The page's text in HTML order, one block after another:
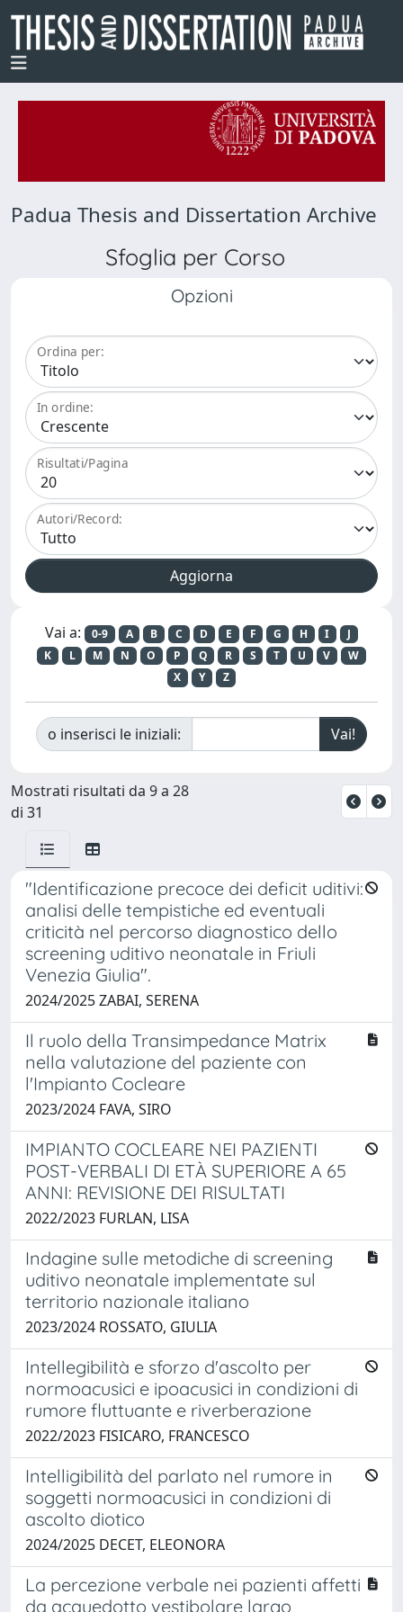
Padua Thesis and Dissertation Archive
Sfoglia per Corso
Opzioni
Ordina per:
In ordine:
Risultati/Pagina
Autori/Record:
Vai a: 0-9 A B C D E F G H I
J
K
L M N O P Q R S T U V
W
X
Y Z
o inserisci le iniziali:
Mostrati risultati da 9 a 28
di 31
"Identificazione precoce dei deficit uditivi:
analisi delle tempistiche ed eventuali
criticità nel percorso diagnostico dello
screening uditivo neonatale in Friuli
Venezia Giulia".
2024/2025 ZABAI, SERENA
Il ruolo della Transimpedance Matrix
nella valutazione del paziente con
l'Impianto Cocleare
2023/2024 FAVA, SIRO
IMPIANTO COCLEARE NEI PAZIENTI
POST-VERBALI DI ETÀ SUPERIORE A 65
ANNI: REVISIONE DEI RISULTATI
2022/2023 FURLAN, LISA
Indagine sulle metodiche di screening
uditivo neonatale implementate sul
territorio nazionale italiano
2023/2024 ROSSATO, GIULIA
Intellegibilità e sforzo d'ascolto per
normoacusici e ipoacusici in condizioni di
rumore fluttuante e riverberazione
2022/2023 FISICARO, FRANCESCO
Intelligibilità del parlato nel rumore in
soggetti normoacusici in condizioni di
ascolto diotico
2024/2025 DECET, ELEONORA
La percezione verbale nei pazienti affetti
da acquedotto vestibolare largo